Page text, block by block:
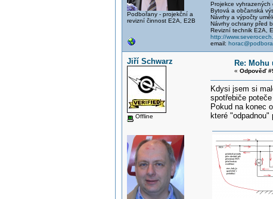
Podbořany - projekční a
revizní činnost E2A, E2B
Projekce vyhrazených
Bytová a občanská
Návrhy a výpočty
Návrhy ochrany před
Revizní technik E2A,
http://
email:
Jiří Schwarz
Offline
Re:
« Odpověď
Kdysi jsem si
spotřebiče
Pokud na konec
které